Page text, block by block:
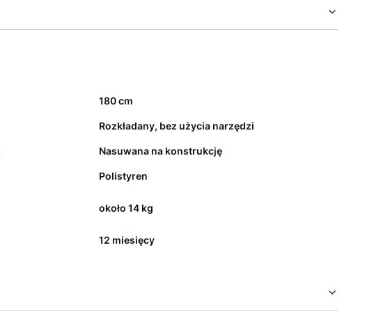
180 cm
Rozkładany, bez użycia narzędzi
Nasuwana na konstrukcję
Polistyren
około 14 kg
12 miesięcy